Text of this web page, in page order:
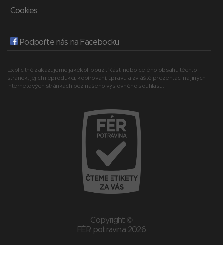
Cookies
Podpořte nás na Facebooku
Explicitně zakazujeme jakékoli použití části nebo celého obsahu těchto
stránek, jejich reprodukci, kopírování, úpravu a zvláště prezentaci na jiných
internetových stránkách bez našeho výslovného souhlasu.
Copyright ©
FÉR potravina 2026